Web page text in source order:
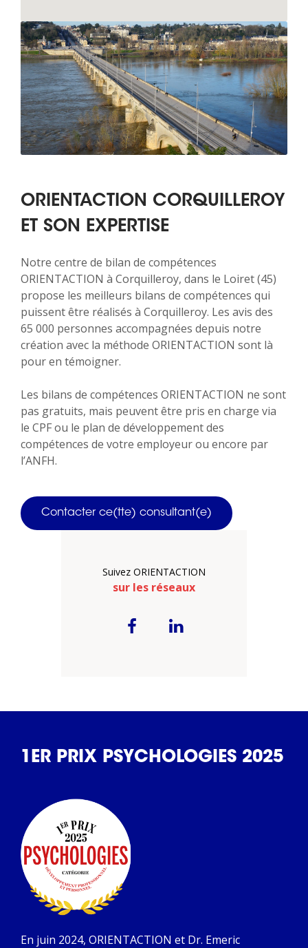
ORIENTACTION CORQUILLEROY
ET SON EXPERTISE
Notre centre de bilan de compétences
ORIENTACTION à Corquilleroy, dans le Loiret (45)
propose les meilleurs bilans de compétences qui
puissent être réalisés à Corquilleroy. Les avis des
65 000 personnes accompagnées depuis notre
création avec la méthode ORIENTACTION sont là
pour en témoigner.
Les bilans de compétences ORIENTACTION ne sont
pas gratuits, mais peuvent être pris en charge via
le CPF ou le plan de développement des
compétences de votre employeur ou encore par
l’ANFH.
Contacter ce(tte) consultant(e)
Suivez ORIENTACTION
sur les réseaux
1ER PRIX PSYCHOLOGIES 2025
En juin 2024, ORIENTACTION et Dr. Emeric